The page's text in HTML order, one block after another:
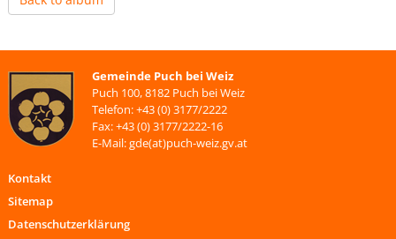
Gemeinde Puch bei Weiz
Puch 100, 8182 Puch bei Weiz
Telefon: +43 (0) 3177/2222
Fax: +43 (0) 3177/2222-16
E-Mail: gde(at)puch-weiz.gv.at
Kontakt
Sitemap
Datenschutzerklärung